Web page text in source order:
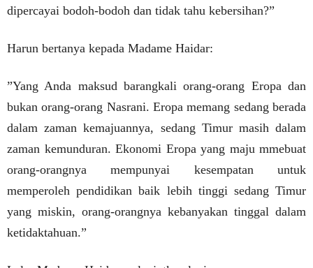
dipercayai bodoh-bodoh dan tidak tahu kebersihan?”
Harun bertanya kepada Madame Haidar:
”Yang Anda maksud barangkali orang-orang Eropa dan
bukan orang-orang Nasrani. Eropa memang sedang berada
dalam zaman kemajuannya, sedang Timur masih dalam
zaman kemunduran. Ekonomi Eropa yang maju mmebuat
orang-orangnya mempunyai kesempatan untuk
memperoleh pendidikan baik lebih tinggi sedang Timur
yang miskin, orang-orangnya kebanyakan tinggal dalam
ketidaktahuan.”